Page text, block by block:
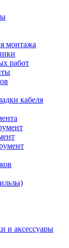
монтажа
работ
кабеля
и аксессуары